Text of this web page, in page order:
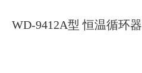
WD-9412A型 恒温循环器